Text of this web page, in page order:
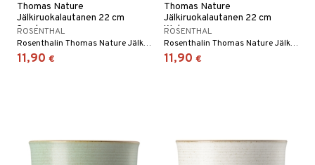
Thomas Nature
Jälkiruokalautanen 22 cm
Sand
ROSENTHAL
Rosenthalin Thomas Nature Jälkiruokalautanen 22 cm on kivikeraaminen lautanen, jossa on ympyränmuotoinen kuvio kirjavin värein, ja sitä on saatavana useissa eri väreissä.
11,90 €
Thomas Nature
Jälkiruokalautanen 22 cm
Water
ROSENTHAL
Rosenthalin Thomas Nature Jälkiruokalautanen 22 cm on kivikeraaminen lautanen, jossa on ympyränmuotoinen kuvio kirjavin värein, ja sitä on saatavana useissa eri väreissä.
11,90 €